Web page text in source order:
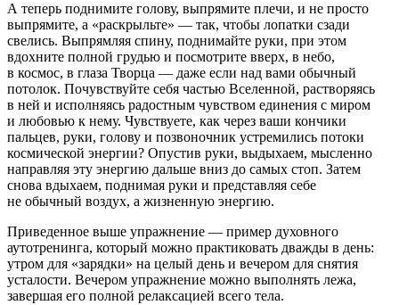
А теперь поднимите голову, выпрямите плечи, и не просто
выпрямите, а «раскрыльте» — так, чтобы лопатки сзади
свелись. Выпрямляя спину, поднимайте руки, при этом
вдохните полной грудью и посмотрите вверх, в небо,
в космос, в глаза Творца — даже если над вами обычный
потолок. Почувствуйте себя частью Вселенной, растворяясь
в ней и исполняясь радостным чувством единения с миром
и любовью к нему. Чувствуете, как через ваши кончики
пальцев, руки, голову и позвоночник устремились потоки
космической энергии? Опустив руки, выдыхаем, мысленно
направляя эту энергию дальше вниз до самых стоп. Затем
снова вдыхаем, поднимая руки и представляя себе
не обычный воздух, а жизненную энергию.
Приведенное выше упражнение — пример духовного
аутотренинга, который можно практиковать дважды в день:
утром для «зарядки» на целый день и вечером для снятия
усталости. Вечером упражнение можно выполнять лежа,
завершая его полной релаксацией всего тела.